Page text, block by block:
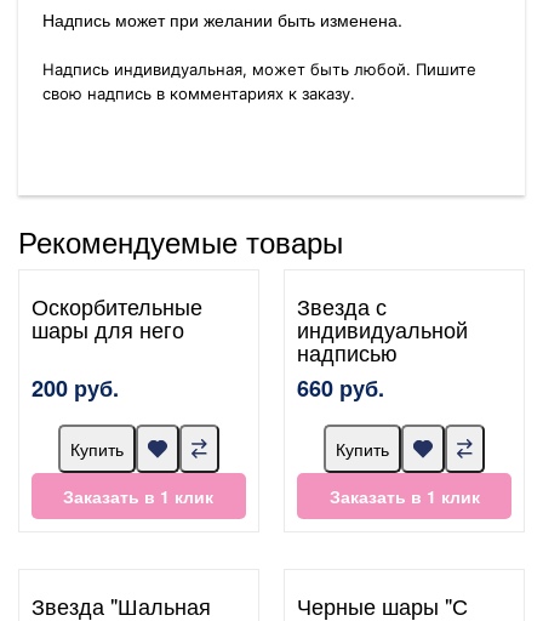
Надпись может при желании быть изменена.
Надпись индивидуальная, может быть любой. Пишите
свою надпись в комментариях к заказу.
Рекомендуемые товары
Оскорбительные
шары для него
200 руб.
Купить
Заказать в 1 клик
Звезда с
индивидуальной
надписью
660 руб.
Купить
Заказать в 1 клик
Звезда "Шальная Черные шары "С